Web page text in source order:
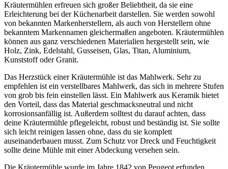
Kräutermühlen erfreuen sich großer Beliebtheit, da sie eine
Erleichterung bei der Küchenarbeit darstellen. Sie werden sowohl
von bekannten Markenherstellern, als auch von Herstellern ohne
bekanntem Markennamen gleichermaßen angeboten. Kräutermühlen
können aus ganz verschiedenen Materialien hergestellt sein, wie
Holz, Zink, Edelstahl, Gusseisen, Glas, Titan, Aluminium,
Kunststoff oder Granit.
Das Herzstück einer Kräutermühle ist das Mahlwerk. Sehr zu
empfehlen ist ein verstellbares Mahlwerk, das sich in mehrere Stufen
von grob bis fein einstellen lässt. Ein Mahlwerk aus Keramik bietet
den Vorteil, dass das Material geschmacksneutral und nicht
korrosionsanfällig ist. Außerdem solltest du darauf achten, dass
deine Kräutermühle pflegeleicht, robust und beständig ist. Sie sollte
sich leicht reinigen lassen ohne, dass du sie komplett
auseinanderbauen musst. Zum Schutz vor Dreck und Feuchtigkeit
sollte deine Mühle mit einer Abdeckung versehen sein.